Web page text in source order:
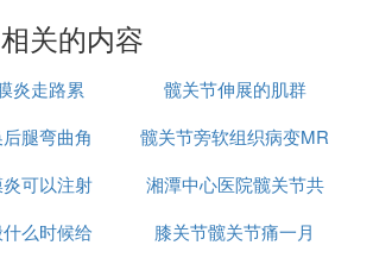
关的内容
炎走路累
髋关节伸展的肌群
腿弯曲角
少
髋关节旁软组织病变MR
可以注射
吗
湘潭中心医院髋关节共
需要多少费用
么时候给
膝关节髋关节痛一月